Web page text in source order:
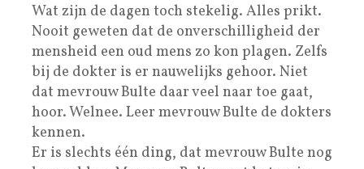
Wat zijn de dagen toch stekelig. Alles prikt.
Nooit geweten dat de onverschilligheid der
mensheid een oud mens zo kon plagen. Zelfs
bij de dokter is er nauwelijks gehoor. Niet
dat mevrouw Bulte daar veel naar toe gaat,
hoor. Welnee. Leer mevrouw Bulte de dokters
kennen.
Er is slechts één ding, dat mevrouw Bulte nog